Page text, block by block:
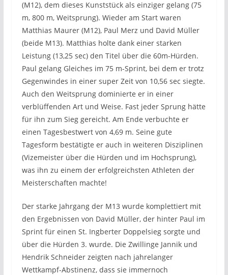
(M12), dem dieses Kunststück als einziger gelang (75
m, 800 m, Weitsprung). Wieder am Start waren
Matthias Maurer (M12), Paul Merz und David Müller
(beide M13). Matthias holte dank einer starken
Leistung (13,25 sec) den Titel über die 60m-Hürden.
Paul gelang Gleiches im 75 m-Sprint, bei dem er trotz
Gegenwindes in einer super Zeit von 10,56 sec siegte.
Auch den Weitsprung dominierte er in einer
verblüffenden Art und Weise. Fast jeder Sprung hätte
für ihn zum Sieg gereicht. Am Ende verbuchte er
einen Tagesbestwert von 4,69 m. Seine gute
Tagesform bestätigte er auch in weiteren Disziplinen
(Vizemeister über die Hürden und im Hochsprung),
was ihn zu einem der erfolgreichsten Athleten der
Meisterschaften machte!
Der starke Jahrgang der M13 wurde komplettiert mit
den Ergebnissen von David Müller, der hinter Paul im
Sprint für einen St. Ingberter Doppelsieg sorgte und
über die Hürden 3. wurde. Die Zwillinge Jannik und
Hendrik Schneider zeigten nach jahrelanger
Wettkampf-Abstinenz, dass sie immernoch